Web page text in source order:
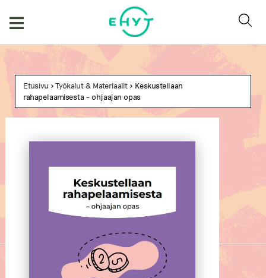
Etusivu >Työkalut & Materiaalit> Keskustellaan
rahapelaamisesta – ohjaajan opas